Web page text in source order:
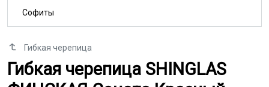
Гибкая черепица
Гибкая черепица SHINGLAS
Гибкая черепица SHINGLAS
Софиты